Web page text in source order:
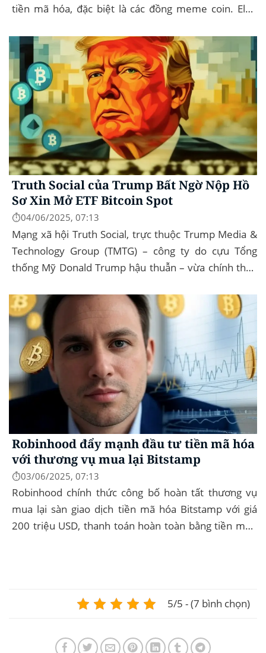
tiền mã hóa, đặc biệt là các đồng meme coin. Elon
Government...
Truth Social của Trump Bất Ngờ Nộp Hồ
Sơ Xin Mở ETF Bitcoin Spot
⏱️04/06/2025, 07:13
Mạng xã hội Truth Social, trực thuộc Trump Media &
Technology Group (TMTG) – công ty do cựu Tổng
thống Mỹ Donald Trump hậu thuẫn – vừa chính thức
Robinhood đẩy mạnh đầu tư tiền mã hóa
với thương vụ mua lại Bitstamp
⏱️03/06/2025, 07:13
Robinhood chính thức công bố hoàn tất thương vụ
mua lại sàn giao dịch tiền mã hóa Bitstamp với giá
200 triệu USD, thanh toán hoàn toàn bằng tiền mặt.
5/5 - (7 bình chọn)